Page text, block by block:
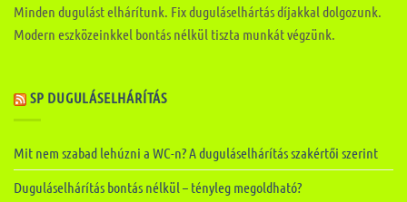
Minden dugulást elhárítunk. Fix duguláselhártás díjakkal dolgozunk.
Modern eszközeinkkel bontás nélkül tiszta munkát végzünk.
SP DUGULÁSELHÁRÍTÁS
Mit nem szabad lehúzni a WC-n? A duguláselhárítás szakértői szerint
Duguláselhárítás bontás nélkül – tényleg megoldható?